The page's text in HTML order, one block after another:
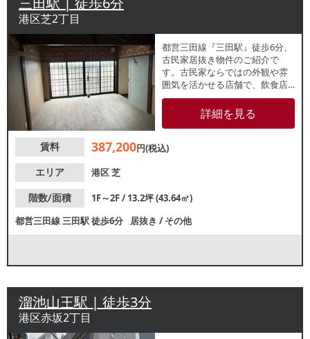
港区芝2丁目
都営三田線『三田駅』徒歩6分、
古民家居抜き物件のご紹介で
す。古民家ならではの外観や雰
囲気を活かせる店舗で、飲食店
や物販店など幅広い業態でご検
討いただけます。
詳細を見る
賃料 387,200円(税込)
エリア
港区芝
階数/面積
1F～2F / 13.2坪 (43.64㎡)
都営三田線三田駅徒歩6分 居抜き /その他
溜池山王駅 | 徒歩3分
港区赤坂2丁目